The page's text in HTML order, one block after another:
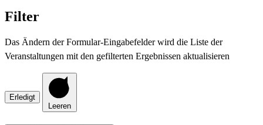
Filter
Das Ändern der Formular-Eingabefelder wird die Liste der
Veranstaltungen mit den gefilterten Ergebnissen aktualisieren
Erledigt
Leeren